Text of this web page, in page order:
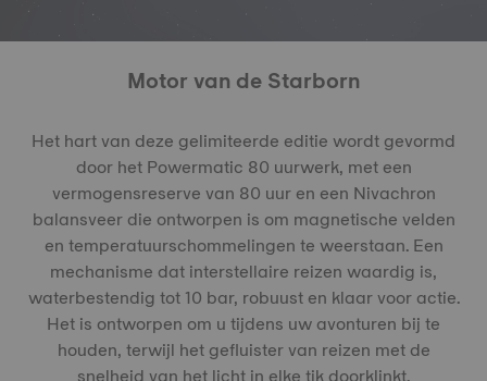
Motor van de Starborn
Het hart van deze gelimiteerde editie wordt gevormd
door het Powermatic 80 uurwerk, met een
vermogensreserve van 80 uur en een Nivachron
balansveer die ontworpen is om magnetische velden
en temperatuurschommelingen te weerstaan. Een
mechanisme dat interstellaire reizen waardig is,
waterbestendig tot 10 bar, robuust en klaar voor actie.
Het is ontworpen om u tijdens uw avonturen bij te
houden, terwijl het gefluister van reizen met de